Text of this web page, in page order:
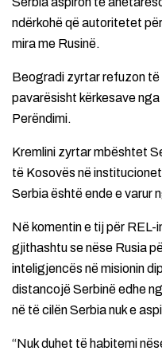
ndërkohë që autoritetet
mira me Rusinë.
Beogradi zyrtar refuzon të
pavarësisht kërkesave
Perëndimi.
Kremlini zyrtar mbështet
të Kosovës në
Serbia është ende e varur
Në komentin e tij për REL-
gjithashtu se nëse Rusia
inteligjencës në misionin
distancojë Serbinë edhe
në të cilën Serbia nuk e
“Nuk duhet të habitemi